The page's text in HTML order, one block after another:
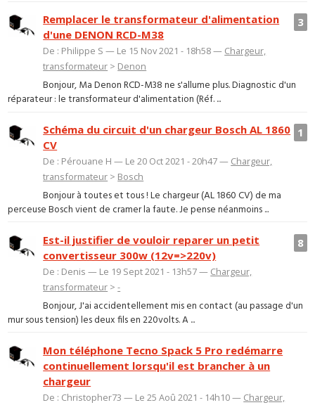
3
Remplacer le transformateur d'alimentation
d'une DENON RCD-M38
De : Philippe S — Le 15 Nov 2021 - 18h58 — Chargeur,
transformateur > Denon
Bonjour, Ma Denon RCD-M38 ne s'allume plus. Diagnostic d'un
réparateur : le transformateur d'alimentation (Réf. ...
1
Schéma du circuit d'un chargeur Bosch AL 1860
CV
De : Pérouane H — Le 20 Oct 2021 - 20h47 — Chargeur,
transformateur > Bosch
Bonjour à toutes et tous ! Le chargeur (AL 1860 CV) de ma
perceuse Bosch vient de cramer la faute. Je pense néanmoins ...
8
Est-il justifier de vouloir reparer un petit
convertisseur 300w (12v=>220v)
De : Denis — Le 19 Sept 2021 - 13h57 — Chargeur,
transformateur >-
Bonjour, J'ai accidentellement mis en contact (au passage d'un
mur sous tension) les deux fils en 220volts. A ...
Mon téléphone Tecno Spack 5 Pro redémarre
continuellement lorsqu'il est brancher à un
chargeur
De : Christopher73 — Le 25 Aoû 2021 - 14h10 — Chargeur,